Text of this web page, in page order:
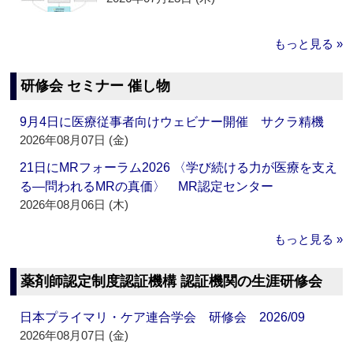
もっと見る »
研修会 セミナー 催し物
9月4日に医療従事者向けウェビナー開催 サクラ精機
2026年08月07日 (金)
21日にMRフォーラム2026 〈学び続ける力が医療を支え
る―問われるMRの真価〉 MR認定センター
2026年08月06日 (木)
もっと見る »
薬剤師認定制度認証機構 認証機関の生涯研修会
日本プライマリ・ケア連合学会 研修会 2026/09
2026年08月07日 (金)